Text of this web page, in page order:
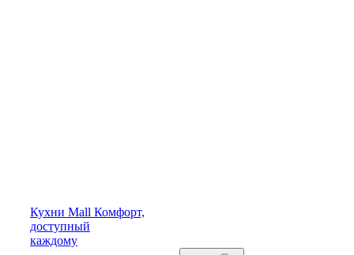
Кухни Mall Комфорт,
доступный
каждому